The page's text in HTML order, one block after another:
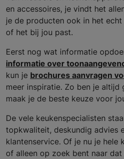
en accessoires, je vindt het
je de producten ook in het
of het bij jou past.
Eerst nog wat informatie
informatie over
kun je brochures aanvragen
meer inspiratie. Zo ben je altijd
maak je de beste keuze voor
De vele keukenspecialisten
topkwaliteit, deskundig advies
klantenservice. Of je nu je hele
of alleen op zoek bent naar